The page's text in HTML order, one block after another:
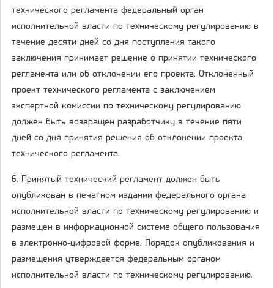
технического регламента федеральный орган
исполнительной власти по техническому регулированию в
течение десяти дней со дня поступления такого
заключения принимает решение о принятии технического
регламента или об отклонении его проекта. Отклоненный
проект технического регламента с заключением
экспертной комиссии по техническому регулированию
должен быть возвращен разработчику в течение пяти
дней со дня принятия решения об отклонении проекта
технического регламента.
6. Принятый технический регламент должен быть
опубликован в печатном издании федерального органа
исполнительной власти по техническому регулированию и
размещен в информационной системе общего пользования
в электронно-цифровой форме. Порядок опубликования и
размещения утверждается федеральным органом
исполнительной власти по техническому регулированию.